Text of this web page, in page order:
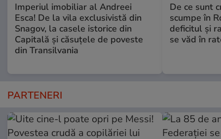
Imperiul imobiliar al Andreei
Esca! De la vila exclusivistă din
Snagov, la casele istorice din
Capitală și căsuțele de poveste
din Transilvania
De ce sunt
scumpe în
deficitul și
se văd în
PARTENERI